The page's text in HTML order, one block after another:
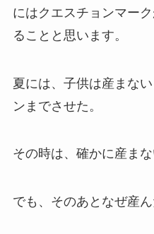
にはクエスチョンマー
ることと思います。
夏には、子供は産まな
ンまでさせた。
その時は、確かに産まな
でも、そのあとなぜ産ん